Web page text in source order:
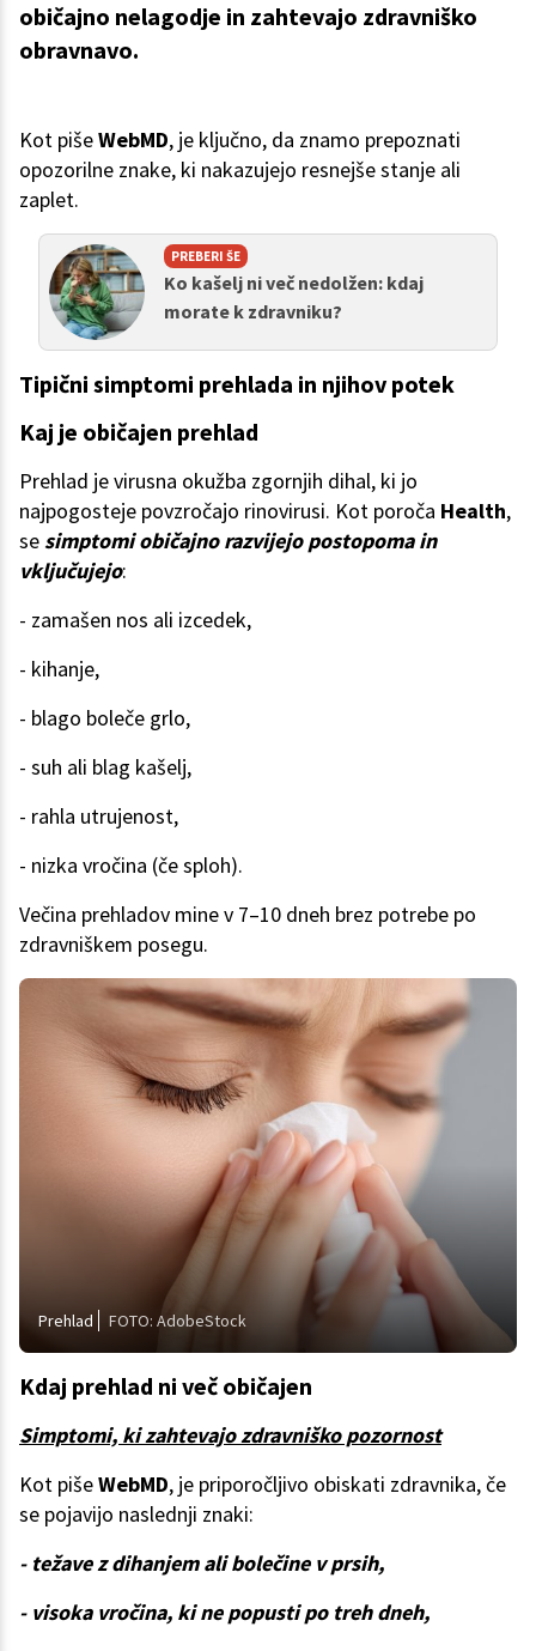
običajno nelagodje in zahtevajo zdravniško
obravnavo.
Kot pišeWebMD, je ključno, da znamo prepoznati
opozorilne znake, ki nakazujejo resnejše stanje ali
zaplet.
PREBERI ŠE
Ko kašelj ni več nedolžen: kdaj
morate k zdravniku?
Tipični simptomi prehlada in njihov potek
Kaj je običajen prehlad
Prehlad je virusna okužba zgornjih dihal, ki jo
najpogosteje povzročajo rinovirusi. Kot poroča Health,
se simptomi običajno razvijejo postopoma in
vključujejo:
- zamašen nos ali izcedek,
- kihanje,
- blago boleče grlo,
- suh ali blag kašelj,
- rahla utrujenost,
- nizka vročina (če sploh).
Večina prehladov mine v 7–10 dneh brez potrebe po
zdravniškem posegu.
Prehlad FOTO: AdobeStock
Kdaj prehlad ni več običajen
Simptomi, ki zahtevajo zdravniško pozornost
Kot pišeWebMD, je priporočljivo obiskati zdravnika, če
se pojavijo naslednji znaki:
- težave z dihanjem ali bolečine v prsih,
- visoka vročina, ki ne popusti po treh dneh,